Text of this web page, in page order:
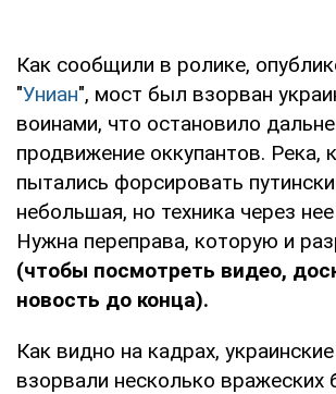
Как сообщили в ролике,
"Униан", мост был взорван
воинами, что остановило
продвижение оккупантов. Река,
пытались форсировать
небольшая, но техника через
Нужна переправа, которую и
(чтобы посмотреть видео,
новость до конца).
Как видно на кадрах,
взорвали несколько вражеских